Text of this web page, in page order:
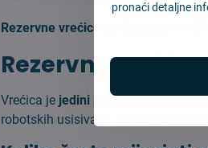
Rezervne vrećice za Dreame ✓
Rezervne
Vrećica je jedini potrošni materijal,
robotskih usisivača, koje također
pronaći detaljne